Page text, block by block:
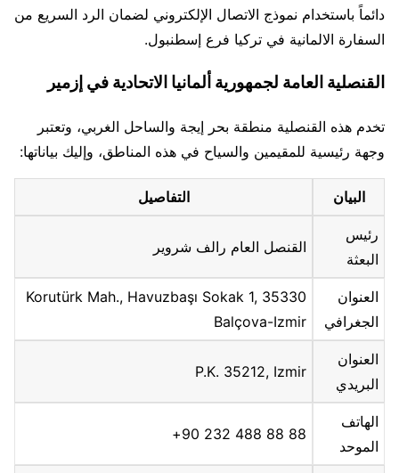
دائماً باستخدام نموذج الاتصال الإلكتروني لضمان الرد السريع من
السفارة الالمانية في تركيا فرع إسطنبول.
القنصلية العامة لجمهورية ألمانيا الاتحادية في إزمير
تخدم هذه القنصلية منطقة بحر إيجة والساحل الغربي، وتعتبر
وجهة رئيسية للمقيمين والسياح في هذه المناطق، وإليك بياناتها:
البيان التفاصيل
رئيس
البعثة
القنصل العام رالف شروير
العنوان
الجغرافي
Korutürk Mah., Havuzbaşı Sokak 1, 35330
Balçova-Izmir
العنوان
البريدي
P.K. 35212, Izmir
الهاتف
الموحد
88 88 488 232 90+